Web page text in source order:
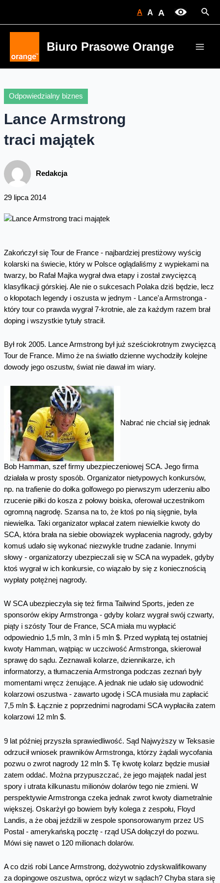
A A A
Biuro Prasowe Orange
Odpowiedzialny biznes
Lance Armstrong
traci majątek
Redakcja
29 lipca 2014
Zakończył się Tour de France - najbardziej prestiżowy wyścig
kolarski na świecie, który w Polsce oglądaliśmy z wypiekami na
twarzy, bo Rafał Majka wygrał dwa etapy i został zwycięzcą
klasyfikacji górskiej. Ale nie o sukcesach Polaka dziś będzie, lecz
o kłopotach legendy i oszusta w jednym - Lance'a Armstronga -
który tour co prawda wygrał 7-krotnie, ale za każdym razem brał
doping i wszystkie tytuły stracił.
Był rok 2005. Lance Armstrong był już sześciokrotnym zwycięzcą
Tour de France. Mimo że na światło dzienne wychodziły kolejne
dowody jego oszustw, świat nie dawał im wiary.
Nabrać nie chciał się jednak
Bob Hamman, szef firmy ubezpieczeniowej SCA. Jego firma
działała w prosty sposób. Organizator nietypowych konkursów,
np. na trafienie do dołka golfowego po pierwszym uderzeniu albo
rzucenie piłki do kosza z połowy boiska, oferował uczestnikom
ogromną nagrodę. Szansa na to, że ktoś po nią sięgnie, była
niewielka. Taki organizator wpłacał zatem niewielkie kwoty do
SCA, która brała na siebie obowiązek wypłacenia nagrody, gdyby
komuś udało się wykonać niezwykle trudne zadanie. Innymi
słowy - organizatorzy ubezpieczali się w SCA na wypadek, gdyby
ktoś wygrał w ich konkursie, co wiązało by się z koniecznością
wypłaty potężnej nagrody.
W SCA ubezpieczyła się też firma Tailwind Sports, jeden ze
sponsorów ekipy Armstronga - gdyby kolarz wygrał swój czwarty,
piąty i szósty Tour de France, SCA miała mu wypłacić
odpowiednio 1,5 mln, 3 mln i 5 mln $. Przed wypłatą tej ostatniej
kwoty Hamman, wątpiąc w uczciwość Armstronga, skierował
sprawę do sądu. Zeznawali kolarze, dziennikarze, ich
informatorzy, a tłumaczenia Armstronga podczas zeznań były
momentami wręcz żenujące. A jednak nie udało się udowodnić
kolarzowi oszustwa - zawarto ugodę i SCA musiała mu zapłacić
7,5 mln $. Łącznie z poprzednimi nagrodami SCA wypłaciła zatem
kolarzowi 12 mln $.
9 lat później przyszła sprawiedliwość. Sąd Najwyższy w Teksasie
odrzucił wniosek prawników Armstronga, którzy żądali wycofania
pozwu o zwrot nagrody 12 mln $. Tę kwotę kolarz będzie musiał
zatem oddać. Można przypuszczać, że jego majątek nadal jest
spory i utrata kilkunastu milionów dolarów tego nie zmieni. W
perspektywie Armstronga czeka jednak zwrot kwoty diametralnie
większej. Oskarżył go bowiem były kolega z zespołu, Floyd
Landis, a że obaj jeździli w zespole sponsorowanym przez US
Postal - amerykańską pocztę - rząd USA dołączył do pozwu.
Mówi się nawet o 120 milionach dolarów.
A co dziś robi Lance Armstrong, dożywotnio zdyskwalifikowany
za dopingowe oszustwa, oprócz wizyt w sądach? Chyba stara się